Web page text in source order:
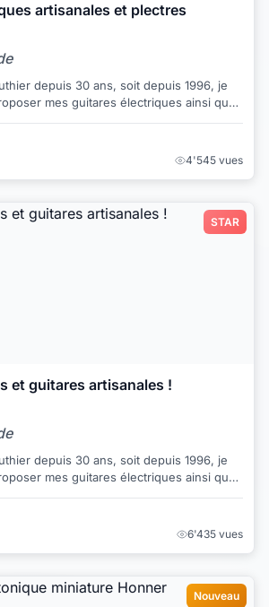
artisanales et plectres
depuis 30 ans, soit depuis 1996, je
mes guitares électriques ainsi que
4'545 vues
STAR
et guitares artisanales !
depuis 30 ans, soit depuis 1996, je
mes guitares électriques ainsi que
6'435 vues
Nouveau